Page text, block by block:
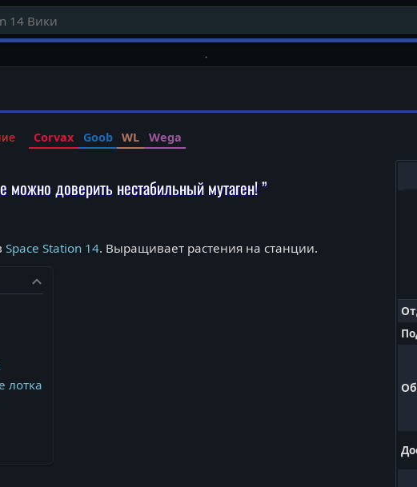
Corvax Goob WL Wega
можно доверить нестабильный мутаген! ”
Space Station 14. Выращивает растения на станции.
лотка